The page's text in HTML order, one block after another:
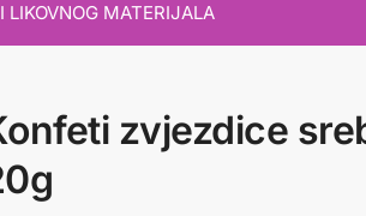
LIKOVNOG MATERIJALA
zvjezdice